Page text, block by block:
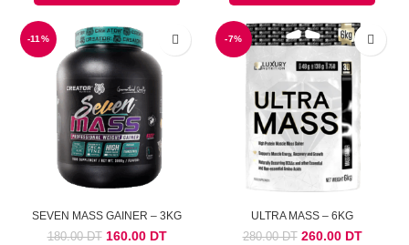
était :
200.00
DT.
est :
DT.
-11%
SEVEN MASS GAINER – 3KG
180.00DT Le
160.00DTLe
-7%
ULTRA MASS – 6KG
280.00DT Le
260.00DTLe